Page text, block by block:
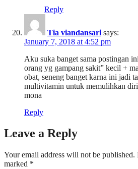
Reply
Tia viandansari says:
January 7, 2018 at 4:52 pm
Aku suka banget sama postingan
orang yg gampang sakit” kecil +
obat, seneng banget karna ini jadi
multivitamin untuk memulihkan
mona
Reply
Leave a Reply
Your email address will not be published.
marked *